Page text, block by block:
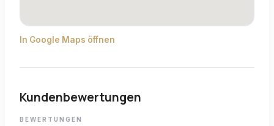
In Google Maps öffnen
Kundenbewertungen
BEWERTUNGEN